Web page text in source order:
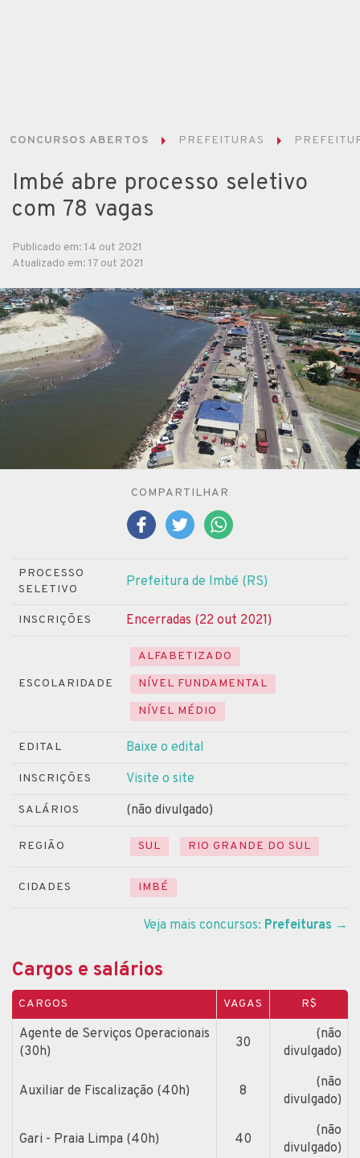
CONCURSOS ABERTOS PREFEITURAS
Imbé abre processo seletivo
com 78 vagas
Publicado em: 14 out 2021
Atualizado em: 17 out 2021
COMPARTILHAR
PROCESSO
SELETIVO
Prefeitura de Imbé (RS)
INSCRIÇÕES Encerradas (22 out 2021)
ESCOLARIDADE
ALFABETIZADO
NÍVEL FUNDAMENTAL
NÍVEL MÉDIO
EDITAL Baixe o edital
INSCRIÇÕES Visite o site
SALÁRIOS (não divulgado)
REGIÃO SUL RIO GRANDE DO SUL
CIDADES IMBÉ
Veja mais concursos: Prefeituras →
Cargos e salários
CARGOS VAGAS R$
Agente de Serviços Operacionais
(30h)
30
(não
divulgado)
Auxiliar de Fiscalização (40h) 8
(não
divulgado)
Gari - Praia Limpa (40h) 40
(não
divulgado)